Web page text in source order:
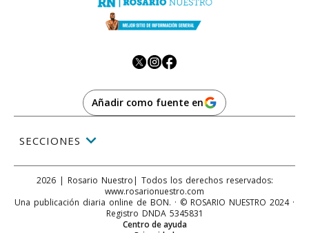
Añadir como fuente en
SECCIONES
2026| Rosario Nuestro | Todos los derechos reservados:
www.rosarionuestro.com
Una publicación diaria online de BON. · © ROSARIO NUESTRO 2024 ·
Registro DNDA 5345831
Centro de ayuda